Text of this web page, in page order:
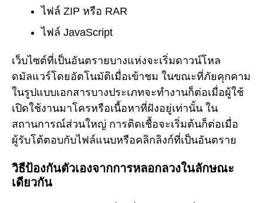
ไฟล์ ZIP หรือ RAR
ไฟล์ JavaScript
เว็บไซต์ที่เป็นอันตรายบางแห่งจะเริ่มดาวน์โหล
ดมัลแวร์โดยอัตโนมัติเมื่อเข้าชม ในขณะที่ภัยคุกคาม
ในรูปแบบเอกสารบางประเภทจะทำงานก็ต่อเมื่อผู้ใช้
เปิดใช้งานมาโครหรือเนื้อหาที่ฝังอยู่เท่านั้น ใน
สถานการณ์ส่วนใหญ่ การติดเชื้อจะเริ่มต้นก็ต่อเมื่อ
ผู้รับโต้ตอบกับไฟล์แนบหรือคลิกลิงก์ที่เป็นอันตราย
วิธีป้องกันตัวเองจากการหลอกลวงในลักษณะ
เดียวกัน